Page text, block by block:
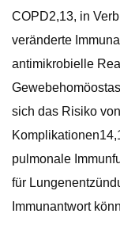
COPD2,13, in
veränderte
antimikrobielle
sich das Risiko
pulmonale
für
Immunantwort